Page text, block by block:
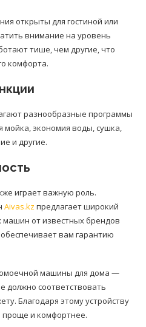
открыты для гостиной или
внимание на уровень
тише, чем другие, что
комфорта.
разнообразные программы
мойка, экономия воды, сушка,
и другие.
играет важную роль.
Aivas.kz предлагает широкий
машин от известных брендов
обеспечивает вам гарантию
машины для дома —
должно соответствовать
Благодаря этому устройству
проще и комфортнее.